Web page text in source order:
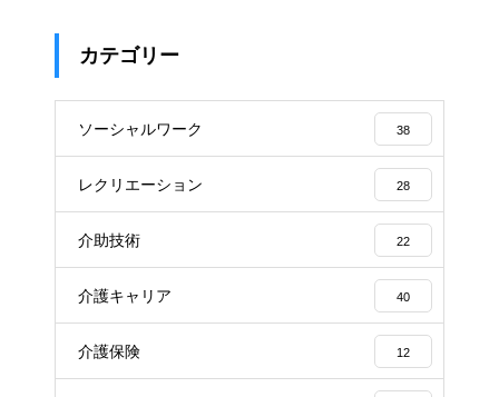
カテゴリー
ソーシャルワーク 38
レクリエーション 28
介助技術 22
介護キャリア 40
介護保険 12